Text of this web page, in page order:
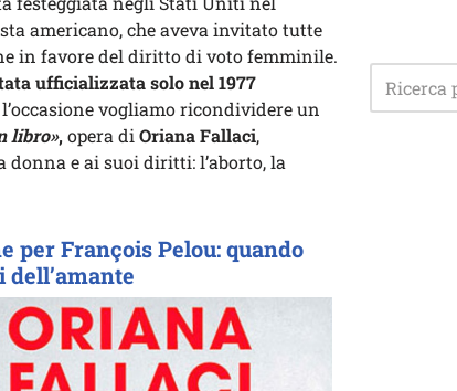
americano, che aveva invitato tutte
in favore del diritto di voto femminile.
ufficializzata solo nel 1977
vogliamo ricondividere un
libro»,opera di Oriana Fallaci,
donna e ai suoi diritti: l’aborto, la
per François Pelou: quando